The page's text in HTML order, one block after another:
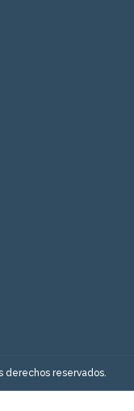
derechos reservados.